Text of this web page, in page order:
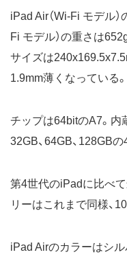
iPad Air（Wi-Fi モデル
Fi モデル）の重さは
サイズは
1.9mm薄くなっている。
チップは64bitのA7。内
32GB、64GB、128GBの
第4世代のiPadに比べ
リーはこれまで同様、
iPad Airのカラーはシ